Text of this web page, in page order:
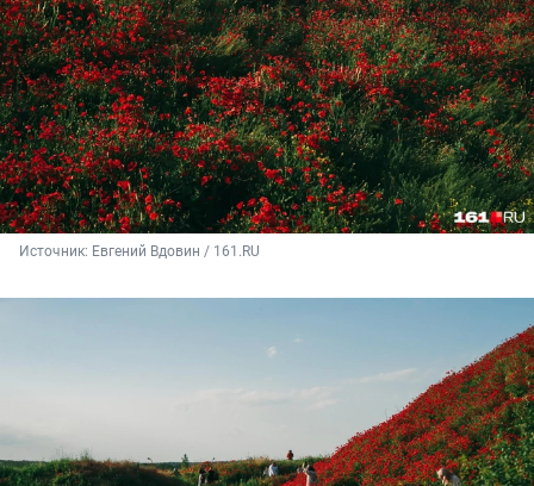
Источник: Евгений Вдовин / 161.RU